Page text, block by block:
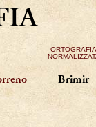
Brimir